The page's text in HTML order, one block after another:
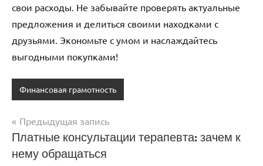
свои расходы. Не забывайте проверять актуальные
предложения и делиться своими находками с
друзьями. Экономьте с умом и наслаждайтесь
выгодными покупками!
Финансовая грамотность
Навигация
по
Предыдущая запись
Платные консультации терапевта: зачем к
нему обращаться